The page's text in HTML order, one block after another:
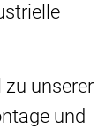
unserer
und